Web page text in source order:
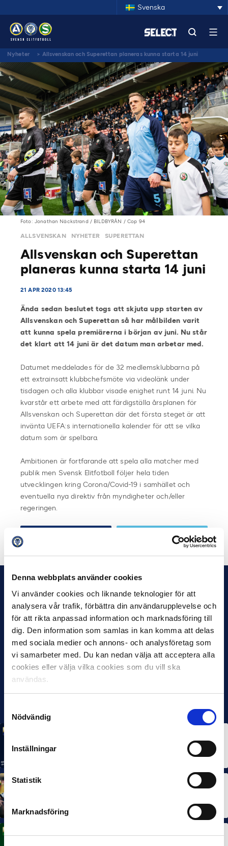
Denna webbplats använder cookies
Vi använder cookies och liknande teknologier för att
analysera vår trafik, förbättra din användarupplevelse och
för att rikta anpassad information och marknadsföring till
dig. Den information som samlas in kan komma att delas
med sociala medier och annons- och analysföretag som
vi samarbeter med. Du kan nedan välja att acceptera alla
cookies eller välja vilka cookies som du vill ska
användas.
Nödvändig
Inställningar
Statistik
Marknadsföring
Svenska
Nyheter > Allsvenskan och Superettan planeras kunna starta 14 juni
Foto: Jonathan Näckstrand / BILDBYRÅN / Cop 94
ALLSVENSKAN NYHETER SUPERETTAN
Allsvenskan och Superettan
planeras kunna starta 14 juni
21 APR 2020 13:45
Ända sedan beslutet togs att skjuta upp starten av
Allsvenskan och Superettan så har målbilden varit
att kunna spela premiärerna i början av juni. Nu står
det klart att 14 juni är det datum man arbetar med.
Datumet meddelades för de 32 medlemsklubbarna på
ett extrainsatt klubbchefsmöte via videolänk under
tisdagen och alla klubbar visade enighet runt 14 juni. Nu
kvarstår ett arbete med att färdigställa årsplanen för
Allsvenskan och Superettan där det första steget är att
invänta UEFA:s internationella kalender för att se vilka
datum som är spelbara.
Ambitionen är fortfarande att spela alla matcher med
publik men Svensk Elitfotboll följer hela tiden
utvecklingen kring Corona/Covid-19 i samhället och
eventuella nya direktiv från myndigheter och/eller
regeringen.
Dela på Twitter
Rösta på Månadens Spelare & Tränare i juli
MÅNADENS SPELARE